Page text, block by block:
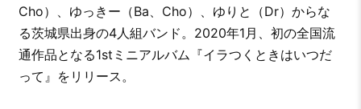
Cho）、ゆっきー（Ba、Cho）、ゆりと（Dr）からな
る茨城県出身の4人組バンド。2020年1月、初の全国流
通作品となる1stミニアルバム『イラつくときはいつだ
って』をリリース。